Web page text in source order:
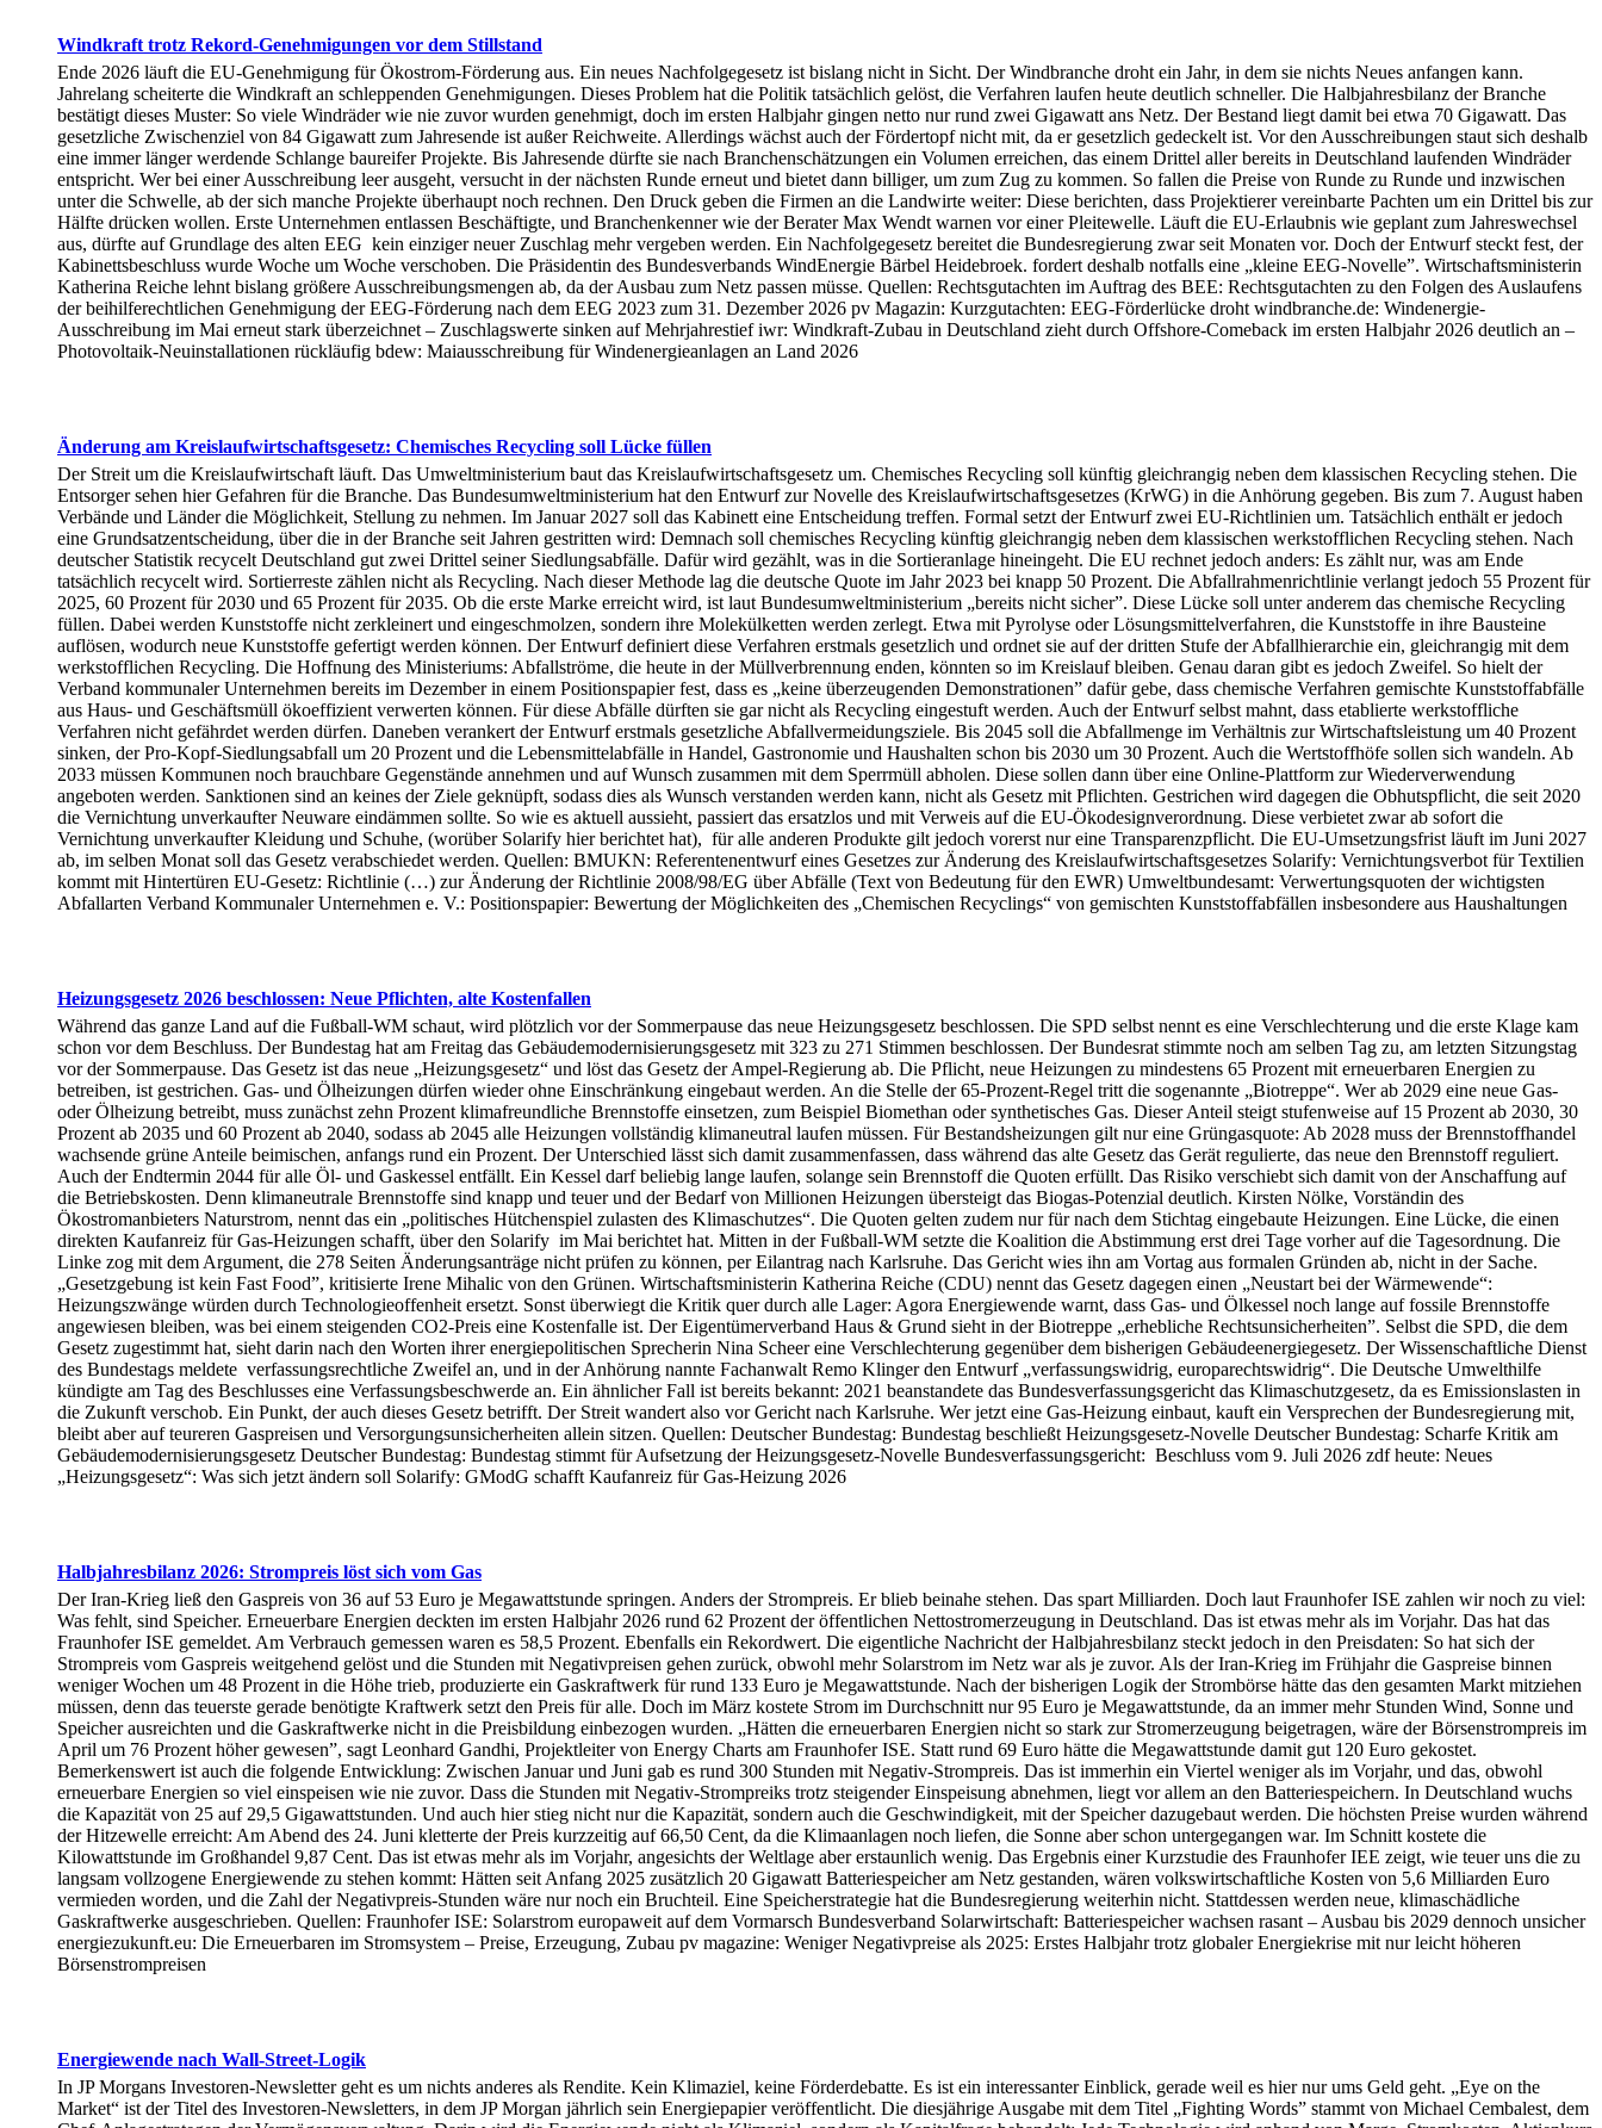
Windkraft trotz Rekord-Genehmigungen vor dem Stillstand
Ende 2026 läuft die EU-Genehmigung für Ökostrom-Förderung aus. Ein neues Nachfolgegesetz ist bislang nicht in Sicht. Der Windbranche droht ein Jahr, in dem sie nichts Neues anfangen kann.
Jahrelang scheiterte die Windkraft an schleppenden Genehmigungen. Dieses Problem hat die Politik tatsächlich gelöst, die Verfahren laufen heute deutlich schneller. Die Halbjahresbilanz der Branche
bestätigt dieses Muster: So viele Windräder wie nie zuvor wurden genehmigt, doch im ersten Halbjahr gingen netto nur rund zwei Gigawatt ans Netz. Der Bestand liegt damit bei etwa 70 Gigawatt. Das
gesetzliche Zwischenziel von 84 Gigawatt zum Jahresende ist außer Reichweite. Allerdings wächst auch der Fördertopf nicht mit, da er gesetzlich gedeckelt ist. Vor den Ausschreibungen staut sich deshalb
eine immer länger werdende Schlange baureifer Projekte. Bis Jahresende dürfte sie nach Branchenschätzungen ein Volumen erreichen, das einem Drittel aller bereits in Deutschland laufenden Windräder
entspricht. Wer bei einer Ausschreibung leer ausgeht, versucht in der nächsten Runde erneut und bietet dann billiger, um zum Zug zu kommen. So fallen die Preise von Runde zu Runde und inzwischen
unter die Schwelle, ab der sich manche Projekte überhaupt noch rechnen. Den Druck geben die Firmen an die Landwirte weiter: Diese berichten, dass Projektierer vereinbarte Pachten um ein Drittel bis zur
Hälfte drücken wollen. Erste Unternehmen entlassen Beschäftigte, und Branchenkenner wie der Berater Max Wendt warnen vor einer Pleitewelle. Läuft die EU-Erlaubnis wie geplant zum Jahreswechsel
aus, dürfte auf Grundlage des alten EEG kein einziger neuer Zuschlag mehr vergeben werden. Ein Nachfolgegesetz bereitet die Bundesregierung zwar seit Monaten vor. Doch der Entwurf steckt fest, der
Kabinettsbeschluss wurde Woche um Woche verschoben. Die Präsidentin des Bundesverbands WindEnergie Bärbel Heidebroek. fordert deshalb notfalls eine „kleine EEG-Novelle”. Wirtschaftsministerin
Katherina Reiche lehnt bislang größere Ausschreibungsmengen ab, da der Ausbau zum Netz passen müsse. Quellen: Rechtsgutachten im Auftrag des BEE: Rechtsgutachten zu den Folgen des Auslaufens
der beihilferechtlichen Genehmigung der EEG-Förderung nach dem EEG 2023 zum 31. Dezember 2026 pv Magazin: Kurzgutachten: EEG-Förderlücke droht windbranche.de: Windenergie-
Ausschreibung im Mai erneut stark überzeichnet – Zuschlagswerte sinken auf Mehrjahrestief iwr: Windkraft-Zubau in Deutschland zieht durch Offshore-Comeback im ersten Halbjahr 2026 deutlich an –
Photovoltaik-Neuinstallationen rückläufig bdew: Maiausschreibung für Windenergieanlagen an Land 2026
Änderung am Kreislaufwirtschaftsgesetz: Chemisches Recycling soll Lücke füllen
Der Streit um die Kreislaufwirtschaft läuft. Das Umweltministerium baut das Kreislaufwirtschaftsgesetz um. Chemisches Recycling soll künftig gleichrangig neben dem klassischen Recycling stehen. Die
Entsorger sehen hier Gefahren für die Branche. Das Bundesumweltministerium hat den Entwurf zur Novelle des Kreislaufwirtschaftsgesetzes (KrWG) in die Anhörung gegeben. Bis zum 7. August haben
Verbände und Länder die Möglichkeit, Stellung zu nehmen. Im Januar 2027 soll das Kabinett eine Entscheidung treffen. Formal setzt der Entwurf zwei EU-Richtlinien um. Tatsächlich enthält er jedoch
eine Grundsatzentscheidung, über die in der Branche seit Jahren gestritten wird: Demnach soll chemisches Recycling künftig gleichrangig neben dem klassischen werkstofflichen Recycling stehen. Nach
deutscher Statistik recycelt Deutschland gut zwei Drittel seiner Siedlungsabfälle. Dafür wird gezählt, was in die Sortieranlage hineingeht. Die EU rechnet jedoch anders: Es zählt nur, was am Ende
tatsächlich recycelt wird. Sortierreste zählen nicht als Recycling. Nach dieser Methode lag die deutsche Quote im Jahr 2023 bei knapp 50 Prozent. Die Abfallrahmenrichtlinie verlangt jedoch 55 Prozent für
2025, 60 Prozent für 2030 und 65 Prozent für 2035. Ob die erste Marke erreicht wird, ist laut Bundesumweltministerium „bereits nicht sicher”. Diese Lücke soll unter anderem das chemische Recycling
füllen. Dabei werden Kunststoffe nicht zerkleinert und eingeschmolzen, sondern ihre Molekülketten werden zerlegt. Etwa mit Pyrolyse oder Lösungsmittelverfahren, die Kunststoffe in ihre Bausteine
auflösen, wodurch neue Kunststoffe gefertigt werden können. Der Entwurf definiert diese Verfahren erstmals gesetzlich und ordnet sie auf der dritten Stufe der Abfallhierarchie ein, gleichrangig mit dem
werkstofflichen Recycling. Die Hoffnung des Ministeriums: Abfallströme, die heute in der Müllverbrennung enden, könnten so im Kreislauf bleiben. Genau daran gibt es jedoch Zweifel. So hielt der
Verband kommunaler Unternehmen bereits im Dezember in einem Positionspapier fest, dass es „keine überzeugenden Demonstrationen” dafür gebe, dass chemische Verfahren gemischte Kunststoffabfälle
aus Haus- und Geschäftsmüll ökoeffizient verwerten können. Für diese Abfälle dürften sie gar nicht als Recycling eingestuft werden. Auch der Entwurf selbst mahnt, dass etablierte werkstoffliche
Verfahren nicht gefährdet werden dürfen. Daneben verankert der Entwurf erstmals gesetzliche Abfallvermeidungsziele. Bis 2045 soll die Abfallmenge im Verhältnis zur Wirtschaftsleistung um 40 Prozent
sinken, der Pro-Kopf-Siedlungsabfall um 20 Prozent und die Lebensmittelabfälle in Handel, Gastronomie und Haushalten schon bis 2030 um 30 Prozent. Auch die Wertstoffhöfe sollen sich wandeln. Ab
2033 müssen Kommunen noch brauchbare Gegenstände annehmen und auf Wunsch zusammen mit dem Sperrmüll abholen. Diese sollen dann über eine Online-Plattform zur Wiederverwendung
angeboten werden. Sanktionen sind an keines der Ziele geknüpft, sodass dies als Wunsch verstanden werden kann, nicht als Gesetz mit Pflichten. Gestrichen wird dagegen die Obhutspflicht, die seit 2020
die Vernichtung unverkaufter Neuware eindämmen sollte. So wie es aktuell aussieht, passiert das ersatzlos und mit Verweis auf die EU-Ökodesignverordnung. Diese verbietet zwar ab sofort die
Vernichtung unverkaufter Kleidung und Schuhe, (worüber Solarify hier berichtet hat), für alle anderen Produkte gilt jedoch vorerst nur eine Transparenzpflicht. Die EU-Umsetzungsfrist läuft im Juni 2027
ab, im selben Monat soll das Gesetz verabschiedet werden. Quellen: BMUKN: Referentenentwurf eines Gesetzes zur Änderung des Kreislaufwirtschaftsgesetzes Solarify: Vernichtungsverbot für Textilien
kommt mit Hintertüren EU-Gesetz: Richtlinie (…) zur Änderung der Richtlinie 2008/98/EG über Abfälle (Text von Bedeutung für den EWR) Umweltbundesamt: Verwertungsquoten der wichtigsten
Abfallarten Verband Kommunaler Unternehmen e. V.: Positionspapier: Bewertung der Möglichkeiten des „Chemischen Recyclings“ von gemischten Kunststoffabfällen insbesondere aus Haushaltungen
Heizungsgesetz 2026 beschlossen: Neue Pflichten, alte Kostenfallen
Während das ganze Land auf die Fußball-WM schaut, wird plötzlich vor der Sommerpause das neue Heizungsgesetz beschlossen. Die SPD selbst nennt es eine Verschlechterung und die erste Klage kam
schon vor dem Beschluss. Der Bundestag hat am Freitag das Gebäudemodernisierungsgesetz mit 323 zu 271 Stimmen beschlossen. Der Bundesrat stimmte noch am selben Tag zu, am letzten Sitzungstag
vor der Sommerpause. Das Gesetz ist das neue „Heizungsgesetz“ und löst das Gesetz der Ampel-Regierung ab. Die Pflicht, neue Heizungen zu mindestens 65 Prozent mit erneuerbaren Energien zu
betreiben, ist gestrichen. Gas- und Ölheizungen dürfen wieder ohne Einschränkung eingebaut werden. An die Stelle der 65-Prozent-Regel tritt die sogenannte „Biotreppe“. Wer ab 2029 eine neue Gas-
oder Ölheizung betreibt, muss zunächst zehn Prozent klimafreundliche Brennstoffe einsetzen, zum Beispiel Biomethan oder synthetisches Gas. Dieser Anteil steigt stufenweise auf 15 Prozent ab 2030, 30
Prozent ab 2035 und 60 Prozent ab 2040, sodass ab 2045 alle Heizungen vollständig klimaneutral laufen müssen. Für Bestandsheizungen gilt nur eine Grüngasquote: Ab 2028 muss der Brennstoffhandel
wachsende grüne Anteile beimischen, anfangs rund ein Prozent. Der Unterschied lässt sich damit zusammenfassen, dass während das alte Gesetz das Gerät regulierte, das neue den Brennstoff reguliert.
Auch der Endtermin 2044 für alle Öl- und Gaskessel entfällt. Ein Kessel darf beliebig lange laufen, solange sein Brennstoff die Quoten erfüllt. Das Risiko verschiebt sich damit von der Anschaffung auf
die Betriebskosten. Denn klimaneutrale Brennstoffe sind knapp und teuer und der Bedarf von Millionen Heizungen übersteigt das Biogas-Potenzial deutlich. Kirsten Nölke, Vorständin des
Ökostromanbieters Naturstrom, nennt das ein „politisches Hütchenspiel zulasten des Klimaschutzes“. Die Quoten gelten zudem nur für nach dem Stichtag eingebaute Heizungen. Eine Lücke, die einen
direkten Kaufanreiz für Gas-Heizungen schafft, über den Solarify im Mai berichtet hat. Mitten in der Fußball-WM setzte die Koalition die Abstimmung erst drei Tage vorher auf die Tagesordnung. Die
Linke zog mit dem Argument, die 278 Seiten Änderungsanträge nicht prüfen zu können, per Eilantrag nach Karlsruhe. Das Gericht wies ihn am Vortag aus formalen Gründen ab, nicht in der Sache.
„Gesetzgebung ist kein Fast Food”, kritisierte Irene Mihalic von den Grünen. Wirtschaftsministerin Katherina Reiche (CDU) nennt das Gesetz dagegen einen „Neustart bei der Wärmewende“:
Heizungszwänge würden durch Technologieoffenheit ersetzt. Sonst überwiegt die Kritik quer durch alle Lager: Agora Energiewende warnt, dass Gas- und Ölkessel noch lange auf fossile Brennstoffe
angewiesen bleiben, was bei einem steigenden CO2-Preis eine Kostenfalle ist. Der Eigentümerverband Haus & Grund sieht in der Biotreppe „erhebliche Rechtsunsicherheiten”. Selbst die SPD, die dem
Gesetz zugestimmt hat, sieht darin nach den Worten ihrer energiepolitischen Sprecherin Nina Scheer eine Verschlechterung gegenüber dem bisherigen Gebäudeenergiegesetz. Der Wissenschaftliche Dienst
des Bundestags meldete verfassungsrechtliche Zweifel an, und in der Anhörung nannte Fachanwalt Remo Klinger den Entwurf „verfassungswidrig, europarechtswidrig“. Die Deutsche Umwelthilfe
kündigte am Tag des Beschlusses eine Verfassungsbeschwerde an. Ein ähnlicher Fall ist bereits bekannt: 2021 beanstandete das Bundesverfassungsgericht das Klimaschutzgesetz, da es Emissionslasten in
die Zukunft verschob. Ein Punkt, der auch dieses Gesetz betrifft. Der Streit wandert also vor Gericht nach Karlsruhe. Wer jetzt eine Gas-Heizung einbaut, kauft ein Versprechen der Bundesregierung mit,
bleibt aber auf teureren Gaspreisen und Versorgungsunsicherheiten allein sitzen. Quellen: Deutscher Bundestag: Bundestag beschließt Heizungsgesetz-Novelle Deutscher Bundestag: Scharfe Kritik am
Gebäudemodernisierungsgesetz Deutscher Bundestag: Bundestag stimmt für Aufsetzung der Heizungsgesetz-Novelle Bundesverfassungsgericht: Beschluss vom 9. Juli 2026 zdf heute: Neues
„Heizungsgesetz“: Was sich jetzt ändern soll Solarify: GModG schafft Kaufanreiz für Gas-Heizung 2026
Halbjahresbilanz 2026: Strompreis löst sich vom Gas
Der Iran-Krieg ließ den Gaspreis von 36 auf 53 Euro je Megawattstunde springen. Anders der Strompreis. Er blieb beinahe stehen. Das spart Milliarden. Doch laut Fraunhofer ISE zahlen wir noch zu viel:
Was fehlt, sind Speicher. Erneuerbare Energien deckten im ersten Halbjahr 2026 rund 62 Prozent der öffentlichen Nettostromerzeugung in Deutschland. Das ist etwas mehr als im Vorjahr. Das hat das
Fraunhofer ISE gemeldet. Am Verbrauch gemessen waren es 58,5 Prozent. Ebenfalls ein Rekordwert. Die eigentliche Nachricht der Halbjahresbilanz steckt jedoch in den Preisdaten: So hat sich der
Strompreis vom Gaspreis weitgehend gelöst und die Stunden mit Negativpreisen gehen zurück, obwohl mehr Solarstrom im Netz war als je zuvor. Als der Iran-Krieg im Frühjahr die Gaspreise binnen
weniger Wochen um 48 Prozent in die Höhe trieb, produzierte ein Gaskraftwerk für rund 133 Euro je Megawattstunde. Nach der bisherigen Logik der Strombörse hätte das den gesamten Markt mitziehen
müssen, denn das teuerste gerade benötigte Kraftwerk setzt den Preis für alle. Doch im März kostete Strom im Durchschnitt nur 95 Euro je Megawattstunde, da an immer mehr Stunden Wind, Sonne und
Speicher ausreichten und die Gaskraftwerke nicht in die Preisbildung einbezogen wurden. „Hätten die erneuerbaren Energien nicht so stark zur Stromerzeugung beigetragen, wäre der Börsenstrompreis im
April um 76 Prozent höher gewesen”, sagt Leonhard Gandhi, Projektleiter von Energy Charts am Fraunhofer ISE. Statt rund 69 Euro hätte die Megawattstunde damit gut 120 Euro gekostet.
Bemerkenswert ist auch die folgende Entwicklung: Zwischen Januar und Juni gab es rund 300 Stunden mit Negativ-Strompreis. Das ist immerhin ein Viertel weniger als im Vorjahr, und das, obwohl
erneuerbare Energien so viel einspeisen wie nie zuvor. Dass die Stunden mit Negativ-Strompreiks trotz steigender Einspeisung abnehmen, liegt vor allem an den Batteriespeichern. In Deutschland wuchs
die Kapazität von 25 auf 29,5 Gigawattstunden. Und auch hier stieg nicht nur die Kapazität, sondern auch die Geschwindigkeit, mit der Speicher dazugebaut werden. Die höchsten Preise wurden während
der Hitzewelle erreicht: Am Abend des 24. Juni kletterte der Preis kurzzeitig auf 66,50 Cent, da die Klimaanlagen noch liefen, die Sonne aber schon untergegangen war. Im Schnitt kostete die
Kilowattstunde im Großhandel 9,87 Cent. Das ist etwas mehr als im Vorjahr, angesichts der Weltlage aber erstaunlich wenig. Das Ergebnis einer Kurzstudie des Fraunhofer IEE zeigt, wie teuer uns die zu
langsam vollzogene Energiewende zu stehen kommt: Hätten seit Anfang 2025 zusätzlich 20 Gigawatt Batteriespeicher am Netz gestanden, wären volkswirtschaftliche Kosten von 5,6 Milliarden Euro
vermieden worden, und die Zahl der Negativpreis-Stunden wäre nur noch ein Bruchteil. Eine Speicherstrategie hat die Bundesregierung weiterhin nicht. Stattdessen werden neue, klimaschädliche
Gaskraftwerke ausgeschrieben. Quellen: Fraunhofer ISE: Solarstrom europaweit auf dem Vormarsch Bundesverband Solarwirtschaft: Batteriespeicher wachsen rasant – Ausbau bis 2029 dennoch unsicher
energiezukunft.eu: Die Erneuerbaren im Stromsystem – Preise, Erzeugung, Zubau pv magazine: Weniger Negativpreise als 2025: Erstes Halbjahr trotz globaler Energiekrise mit nur leicht höheren
Börsenstrompreisen
Energiewende nach Wall-Street-Logik
In JP Morgans Investoren-Newsletter geht es um nichts anderes als Rendite. Kein Klimaziel, keine Förderdebatte. Es ist ein interessanter Einblick, gerade weil es hier nur ums Geld geht. „Eye on the
Market“ ist der Titel des Investoren-Newsletters, in dem JP Morgan jährlich sein Energiepapier veröffentlicht. Die diesjährige Ausgabe mit dem Titel „Fighting Words” stammt von Michael Cembalest, dem